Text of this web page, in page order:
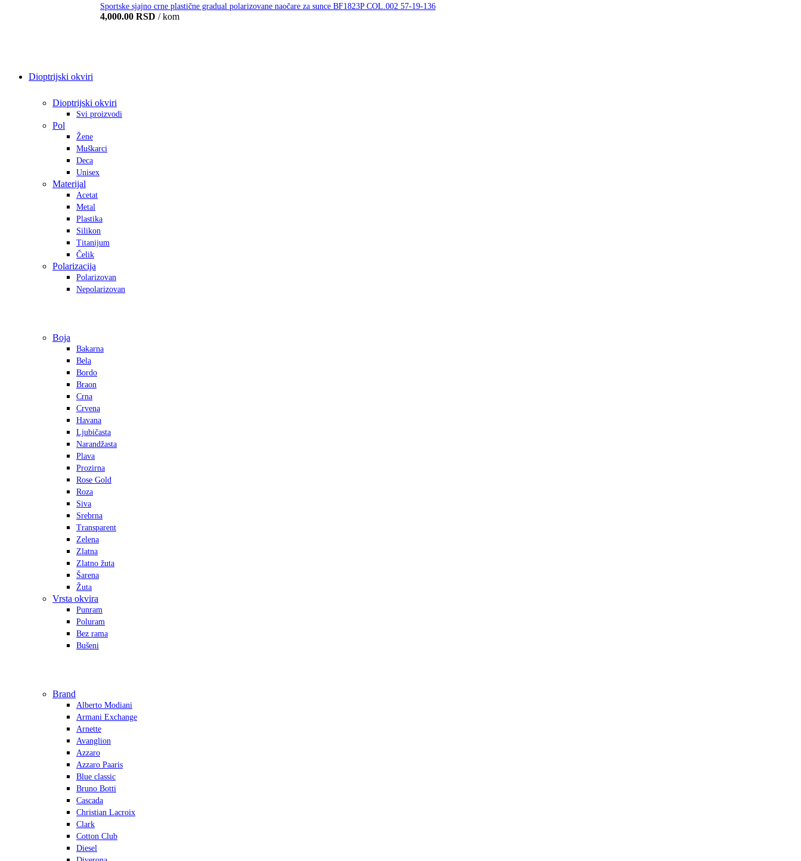
Sportske sjajno crne plastične gradual polarizovane naočare za sunce BF1823P COL.002 57-19-136
4,000.00 RSD / kom
Dioptrijski okviri
Dioptrijski okviri
Svi proizvodi
Pol
Žene
Muškarci
Deca
Unisex
Materijal
Acetat
Metal
Plastika
Silikon
Titanijum
Čelik
Polarizacija
Polarizovan
Nepolarizovan
Boja
Bakarna
Bela
Bordo
Braon
Crna
Crvena
Havana
Ljubičasta
Narandžasta
Plava
Prozirna
Rose Gold
Roza
Siva
Srebrna
Transparent
Zelena
Zlatna
Zlatno žuta
Šarena
Žuta
Vrsta okvira
Punram
Poluram
Bez rama
Bušeni
Brand
Alberto Modiani
Armani Exchange
Arnette
Avanglion
Azzaro
Azzaro Paaris
Blue classic
Bruno Botti
Cascada
Christian Lacroix
Clark
Cotton Club
Diesel